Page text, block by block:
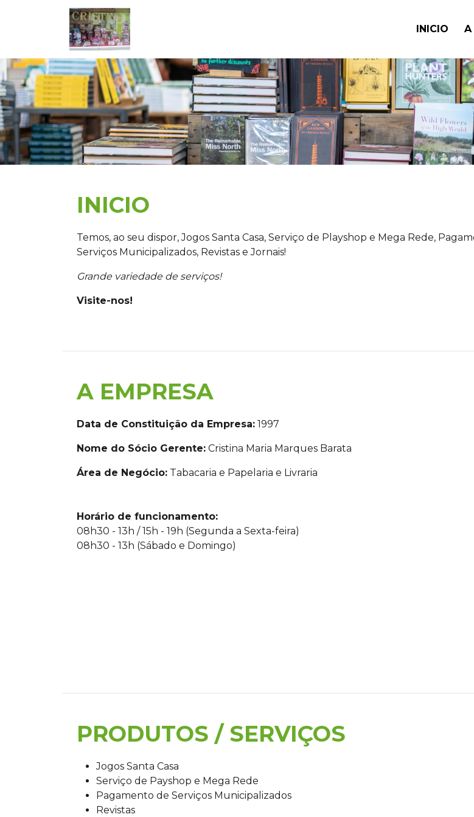
INICIO A
INICIO
Temos, ao seu dispor, Jogos Santa Casa, Serviço de Playshop e Mega Rede,
Serviços Municipalizados, Revistas e Jornais!
Grande variedade de serviços!
Visite-nos!
A EMPRESA
Data de Constituição da Empresa: 1997
Nome do Sócio Gerente: Cristina Maria Marques Barata
Área de Negócio: Tabacaria e Papelaria e Livraria
Horário de funcionamento:
08h30 - 13h / 15h - 19h (Segunda a Sexta-feira)
08h30 - 13h (Sábado e Domingo)
PRODUTOS / SERVIÇOS
Jogos Santa Casa
Serviço de Payshop e Mega Rede
Pagamento de Serviços Municipalizados
Revistas